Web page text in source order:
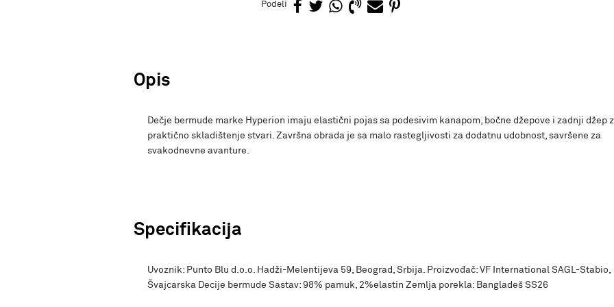
Podeli
Opis
Dečje bermude marke Hyperion imaju elastični pojas sa podesivim kanapom, bočne džepove i zadnji džep
praktično skladištenje stvari. Završna obrada je sa malo rastegljivosti za dodatnu udobnost, savršene za
svakodnevne avanture.
Specifikacija
Uvoznik: Punto Blu d.o.o. Hadži-Melentijeva 59, Beograd, Srbija. Proizvođač: VF International SAGL-Stabio,
Švajcarska Decije bermude Sastav: 98% pamuk, 2%elastin Zemlja porekla: Bangladeš SS26